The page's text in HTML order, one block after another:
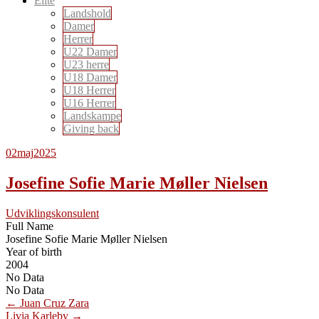
Landshold
Damer
Herrer
U22 Damer
U23 herre
U18 Damer
U18 Herrer
U16 Herrer
Landskampe
Giving back
02maj2025
Josefine Sofie Marie Møller Nielsen
Udviklingskonsulent
Full Name
Josefine Sofie Marie Møller Nielsen
Year of birth
2004
No Data
No Data
Post
← Juan Cruz Zara
Livia Karleby →